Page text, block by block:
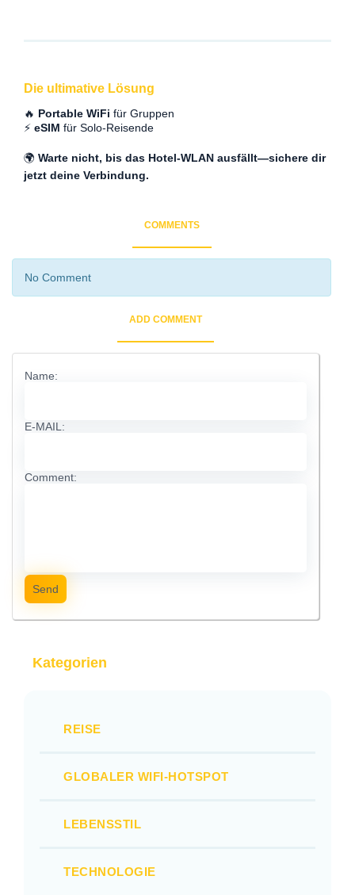
Die ultimative Lösung
🔥 Portable WiFi für Gruppen
⚡ eSIM für Solo-Reisende
🌍 Warte nicht, bis das Hotel-WLAN ausfällt—sichere dir
jetzt deine Verbindung.
COMMENTS
No Comment
ADD COMMENT
Name:
E-MAIL:
Comment:
Send
Kategorien
REISE
GLOBALER WIFI-HOTSPOT
LEBENSSTIL
TECHNOLOGIE